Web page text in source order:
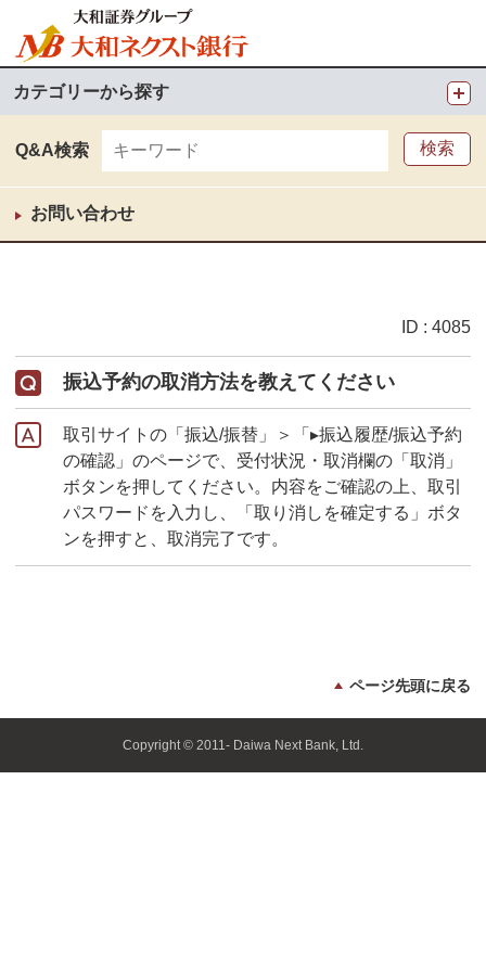
カテゴリーから探す
Q&A検索
お問い合わせ
ID : 4085
振込予約の取消方法を教えてください
取引サイトの「振込/振替」＞「▸振込履歴/振込予約
の確認」のページで、受付状況・取消欄の「取消」
ボタンを押してください。内容をご確認の上、取引
パスワードを入力し、「取り消しを確定する」ボタ
ンを押すと、取消完了です。
ページ先頭に戻る
Copyright © 2011- Daiwa Next Bank, Ltd.